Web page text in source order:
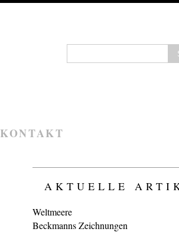
KONTAKT
AKTUELLE
Weltmeere
Beckmanns Zeichnungen